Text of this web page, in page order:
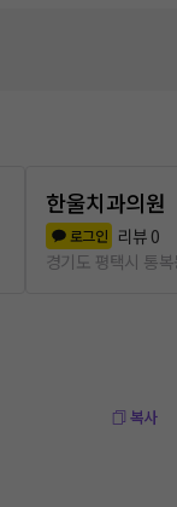
한울치과의원
로그인 리뷰 0
경기도 평택시 통
복사